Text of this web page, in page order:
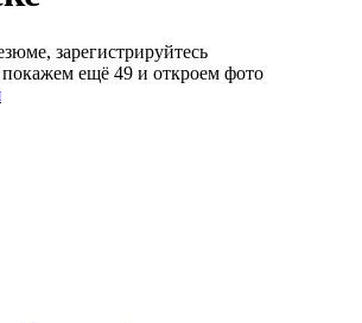
зарегистрируйтесь
ещё 49 и откроем фото